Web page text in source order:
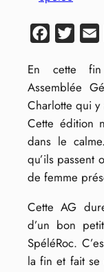
Facebook
Twitter
En cette fin
Assemblée
Charlotte qui
Cette édition
dans le
qu’ils passent
de femme
Cette AG
d’un bon
SpéléRoc.
la fin et fait